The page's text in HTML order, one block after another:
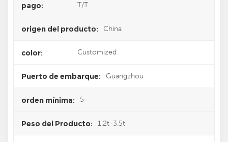
pago: T/T
origen del producto: China
color: Customized
Puerto de embarque: Guangzhou
orden mínima: 5
Peso del Producto: 1.2t-3.5t